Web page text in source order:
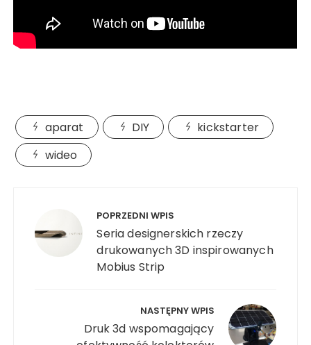
aparat DIY
kickstarter
wideo
POPRZEDNI WPIS
Seria designerskich rzeczy
drukowanych 3D inspirowanych
Mobius Strip
NASTĘPNY WPIS
Druk 3d wspomagający